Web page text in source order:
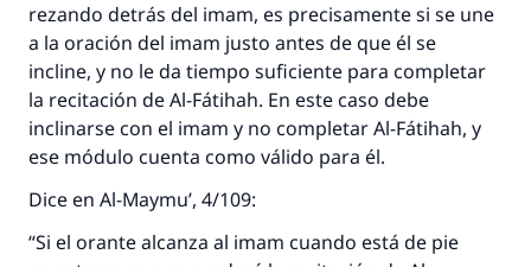
rezando detrás del imam, es precisamente si se une
a la oración del imam justo antes de que él se
incline, y no le da tiempo suficiente para completar
la recitación de Al-Fátihah. En este caso debe
inclinarse con el imam y no completar Al-Fátihah, y
ese módulo cuenta como válido para él.
Dice en Al-Maymu’, 4/109:
“Si el orante alcanza al imam cuando está de pie